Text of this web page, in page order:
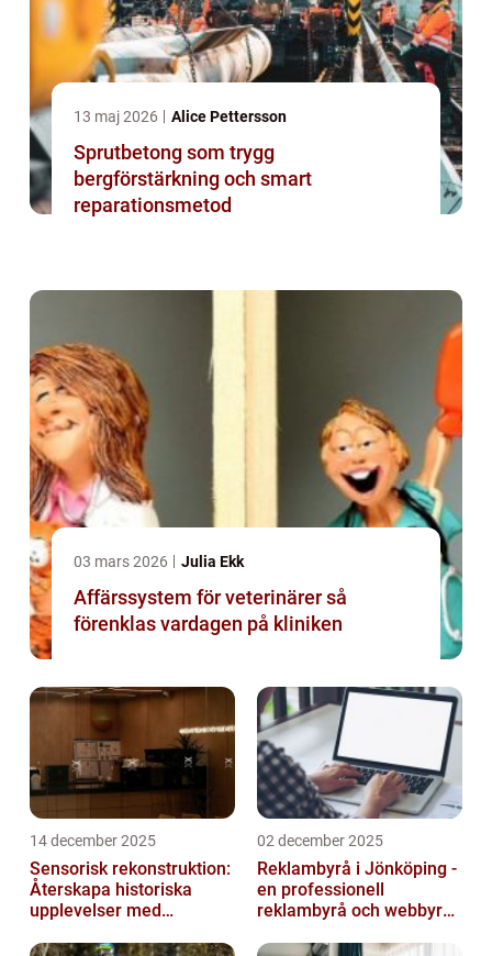
13 maj 2026 Alice Pettersson
Sprutbetong som trygg
bergförstärkning och smart
reparationsmetod
03 mars 2026 Julia Ekk
Affärssystem för veterinärer så
förenklas vardagen på kliniken
14 december 2025
Sensorisk rekonstruktion:
Återskapa historiska
upplevelser med
02 december 2025
Reklambyrå i Jönköping -
en professionell
reklambyrå och webbyrå